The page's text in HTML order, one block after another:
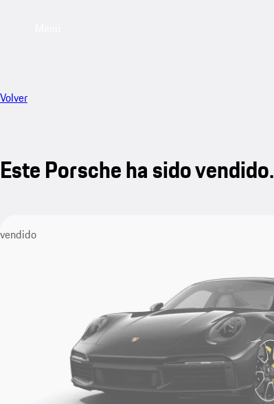
Volver
Este Porsche ha sido vendido.
vendido